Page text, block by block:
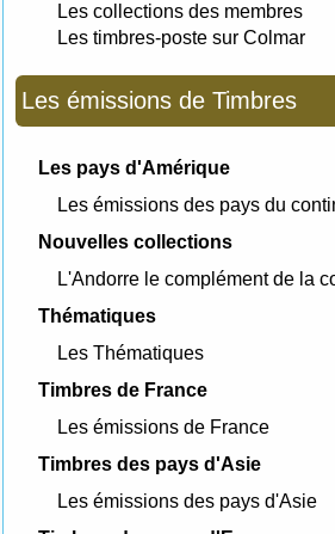
Les collections des membres
Les timbres-poste sur Colmar
Les émissions de Timbres
Les pays d'Amérique
Les émissions des pays du
Nouvelles collections
L'Andorre le complément de la
Thématiques
Les Thématiques
Timbres de France
Les émissions de France
Timbres des pays d'Asie
Les émissions des pays d'Asie